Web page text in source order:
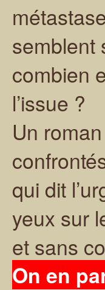
semblent
combien
l’issue ?
Un
qui dit
yeux sur
et sans
On en